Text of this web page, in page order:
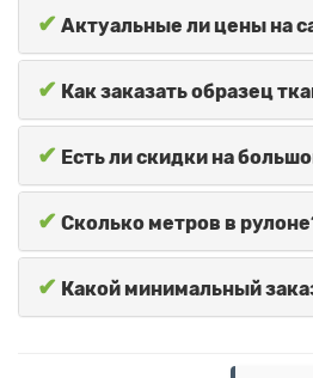
✔ Актуальные ли цены на
✔ Как заказать образец
✔ Есть ли скидки на
✔ Сколько метров в
✔ Какой минимальный